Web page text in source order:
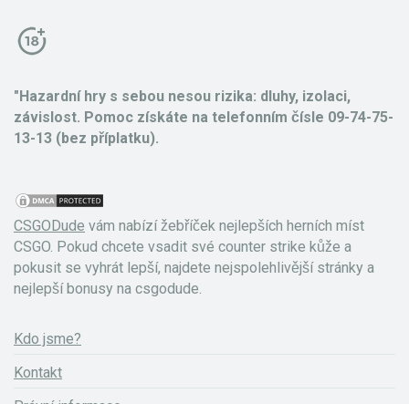
"Hazardní hry s sebou nesou rizika: dluhy, izolaci,
závislost. Pomoc získáte na telefonním čísle 09-74-75-
13-13 (bez příplatku).
CSGODude vám nabízí žebříček nejlepších herních míst
CSGO. Pokud chcete vsadit své counter strike kůže a
pokusit se vyhrát lepší, najdete nejspolehlivější stránky a
nejlepší bonusy na csgodude.
Kdo jsme?
Kontakt